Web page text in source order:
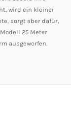
wird ein kleiner
sorgt aber dafür,
25 Meter
ausgeworfen.